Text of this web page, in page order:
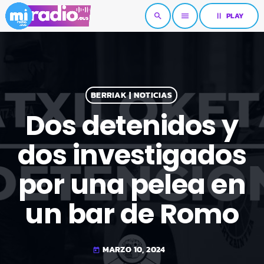
search menu pause PLAY
BERRIAK | NOTICIAS
Dos detenidos y
dos investigados
por una pelea en
un bar de Romo
today MARZO 10, 2024